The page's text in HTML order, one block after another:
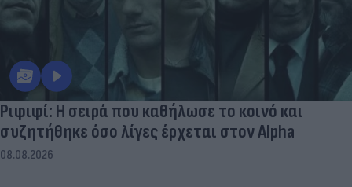
Ριφιφί: Η σειρά που καθήλωσε το κοινό και
συζητήθηκε όσο λίγες έρχεται στον Alpha
08.08.2026